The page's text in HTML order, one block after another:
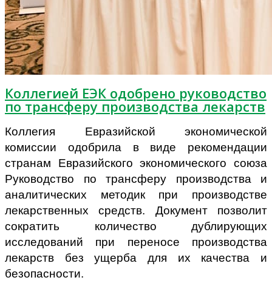
Коллегией ЕЭК одобрено руководство
по трансферу производства лекарств
Коллегия Евразийской экономической
комиссии одобрила в виде рекомендации
странам Евразийского экономического союза
Руководство по трансферу производства и
аналитических методик при производстве
лекарственных средств. Документ позволит
сократить количество дублирующих
исследований при переносе производства
лекарств без ущерба для их качества и
безопасности.